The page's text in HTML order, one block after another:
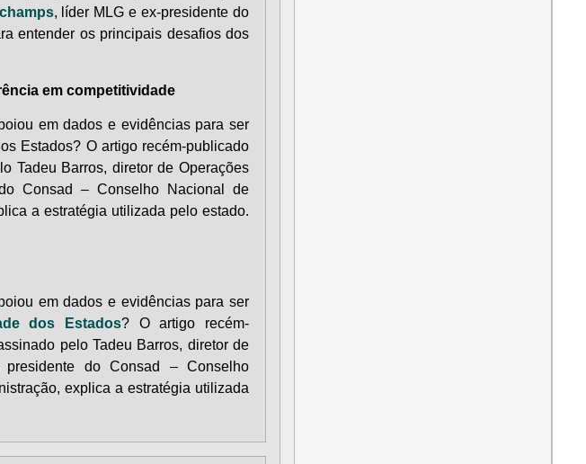
, líder MLG e ex-presidente do
entender os principais desafios dos
em competitividade
em dados e evidências para ser
Estados? O artigo recém-publicado
Tadeu Barros, diretor de Operações
Consad – Conselho Nacional de
a estratégia utilizada pelo estado.
em dados e evidências para ser
dos Estados? O artigo recém-
pelo Tadeu Barros, diretor de
do Consad – Conselho
explica a estratégia utilizada